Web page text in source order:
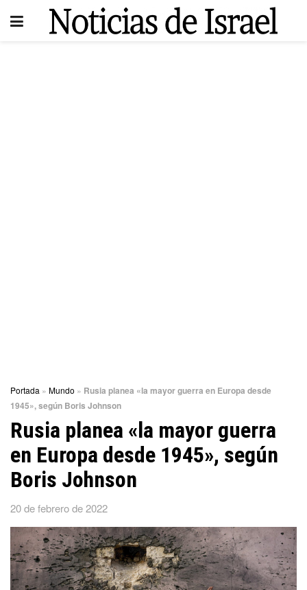
Portada » Mundo » Rusia planea «la mayor guerra en Europa desde
1945», según Boris Johnson
Rusia planea «la mayor guerra
en Europa desde 1945», según
Boris Johnson
20 de febrero de 2022